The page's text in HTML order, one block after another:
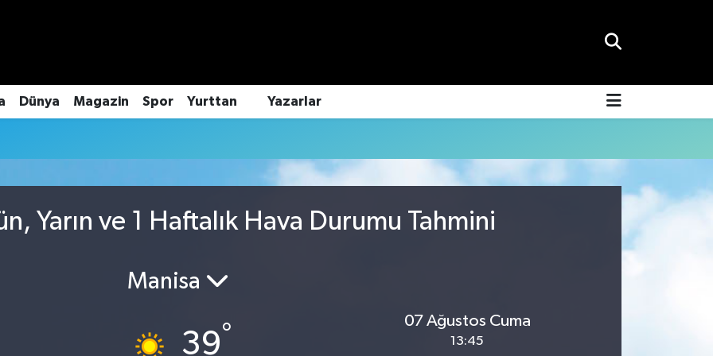
Dünya Magazin Spor Yurttan Yazarlar
Yarın ve 1 Haftalık Hava Durumu Tahmini
Manisa
39°
07 Ağustos Cuma
13:45